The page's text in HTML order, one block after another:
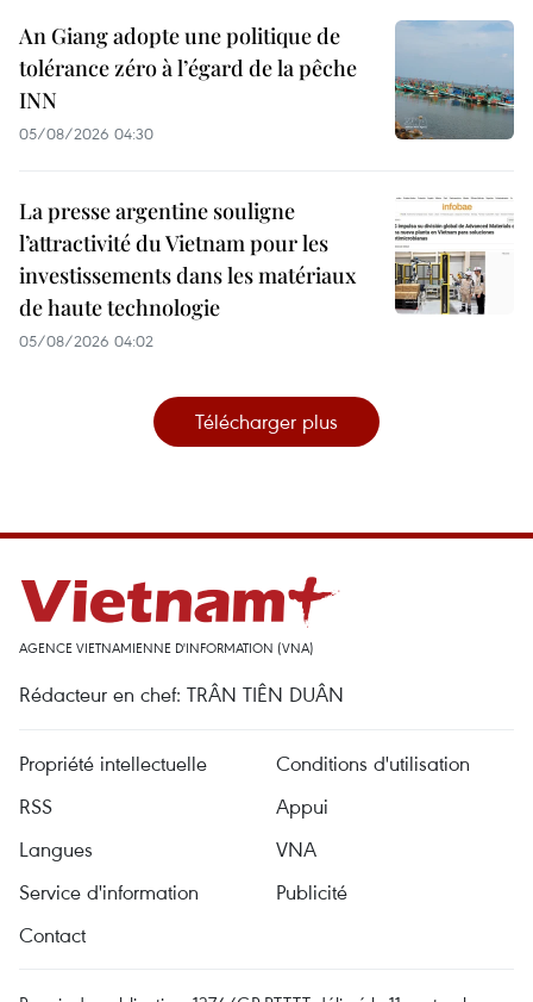
An Giang adopte une politique de
tolérance zéro à l’égard de la pêche
INN
05/08/2026 04:30
La presse argentine souligne
l’attractivité du Vietnam pour les
investissements dans les matériaux
de haute technologie
05/08/2026 04:02
Télécharger plus
AGENCE VIETNAMIENNE D'INFORMATION (VNA)
Rédacteur en chef: TRÂN TIÊN DUÂN
Propriété intellectuelle
Conditions d'utilisation
RSS
Appui
Langues
VNA
Service d'information
Publicité
Contact